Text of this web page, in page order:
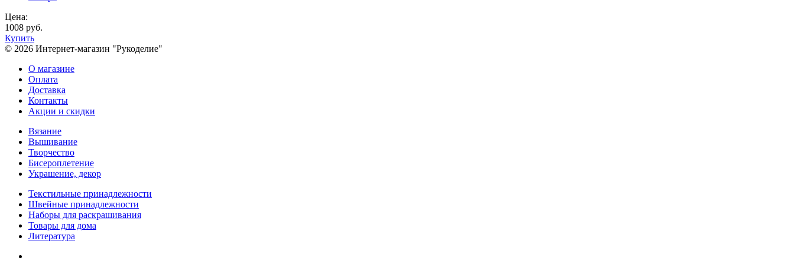
Цена:
1008 руб.
Купить
© 2026 Интернет-магазин "Рукоделие"
О магазине
Оплата
Доставка
Контакты
Акции и скидки
Вязание
Вышивание
Творчество
Бисероплетение
Украшение, декор
Текстильные принадлежности
Швейные принадлежности
Наборы для раскрашивания
Товары для дома
Литература